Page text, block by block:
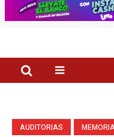
AUDITORIAS